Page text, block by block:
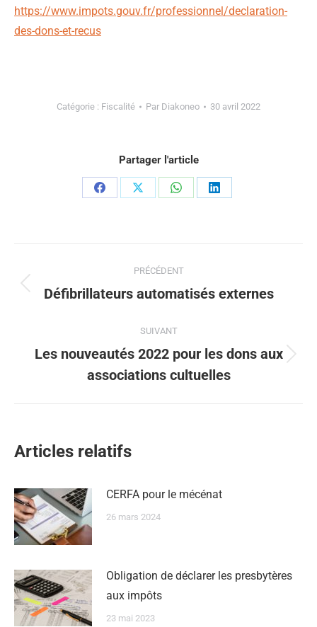
https://www.impots.gouv.fr/professionnel/declaration-
des-dons-et-recus
Catégorie : Fiscalité Par Diakoneo 30 avril 2022
Partager l'article
PartagerPartagerPartagerPartager
article
PRÉCÉDENT
Article
:
Défibrillateurs automatisés externes
SUIVANT
Article
suivant
Les nouveautés 2022 pour les dons aux
associations cultuelles
Articles relatifs
CERFA pour le mécénat
26 mars 2024
Obligation de déclarer les presbytères
aux impôts
23 mai 2023